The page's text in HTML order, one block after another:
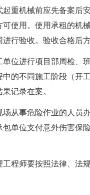
机械前应先备案后
使用。使用承租的机
行验收。验收合格后方
进行项目部周检、
的不同施工阶段（开
记录在案。
事危险作业的人员
单位支付意外伤害保
师要按照法律、法